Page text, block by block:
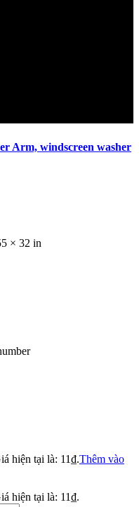
Arm, windscreen washer
× 32 in
hiện tại là: 11₫.Thêm vào
hiện tại là: 11₫.